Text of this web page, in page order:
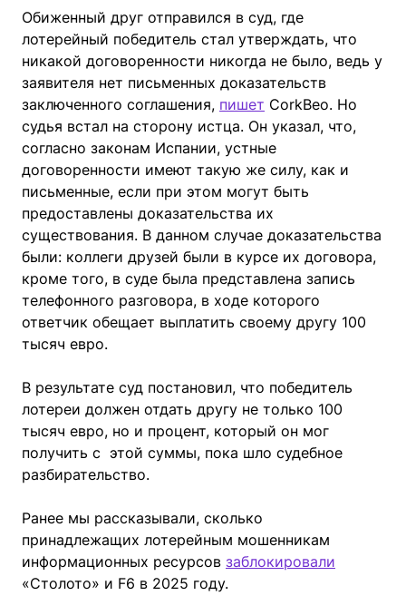
Обиженный друг отправился в суд, где
лотерейный победитель стал утверждать, что
никакой договоренности никогда не было, ведь у
заявителя нет письменных доказательств
заключенного соглашения, пишет CorkBeo. Но
судья встал на сторону истца. Он указал, что,
согласно законам Испании, устные
договоренности имеют такую же силу, как и
письменные, если при этом могут быть
предоставлены доказательства их
существования. В данном случае доказательства
были: коллеги друзей были в курсе их договора,
кроме того, в суде была представлена запись
телефонного разговора, в ходе которого
ответчик обещает выплатить своему другу 100
тысяч евро.
В результате суд постановил, что победитель
лотереи должен отдать другу не только 100
тысяч евро, но и процент, который он мог
получить с этой суммы, пока шло судебное
разбирательство.
Ранее мы рассказывали, сколько
принадлежащих лотерейным мошенникам
информационных ресурсов заблокировали
«Столото» и F6 в 2025 году.